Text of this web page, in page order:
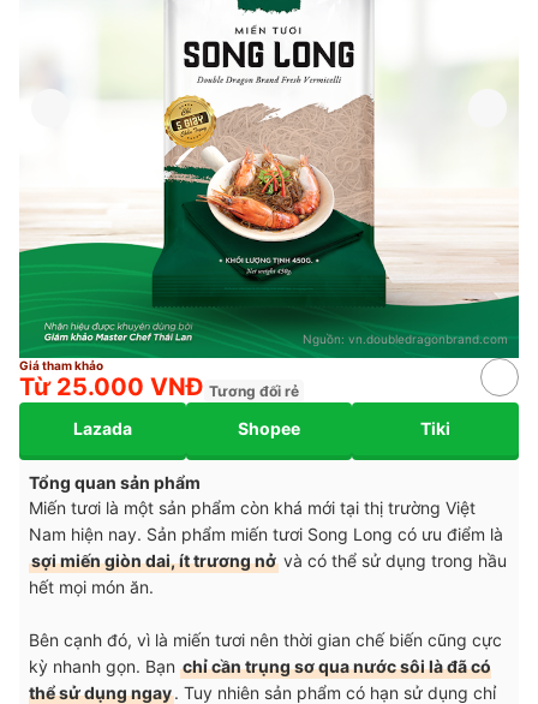
Nguồn: vn.doubledragonbrand.com
Giá tham khảo
Từ 25.000 VNĐ Tương đối rẻ
Lazada Shopee Tiki
Tổng quan sản phẩm
Miến tươi là một sản phẩm còn khá mới tại thị trường Việt
Nam hiện nay. Sản phẩm miến tươi Song Long có ưu điểm là
sợi miến giòn dai, ít trương nở và có thể sử dụng trong hầu
hết mọi món ăn.
Bên cạnh đó, vì là miến tươi nên thời gian chế biến cũng cực
kỳ nhanh gọn. Bạn chỉ cần trụng sơ qua nước sôi là đã có
thể sử dụng ngay. Tuy nhiên sản phẩm có hạn sử dụng chỉ